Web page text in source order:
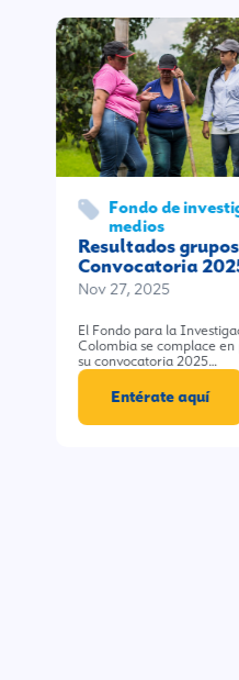
Fondo de
medios
Resultados
Convocatoria
Nov 27, 2025
El Fondo para la
Colombia se complace
su convocatoria 2025…
Entérate aquí